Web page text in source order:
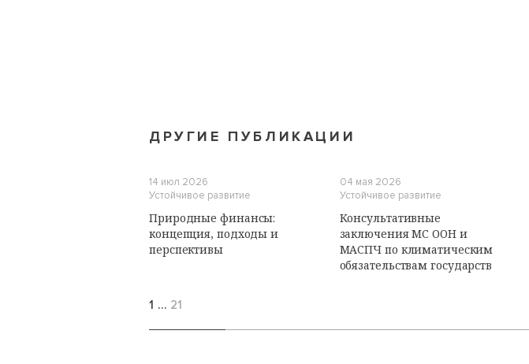
ДРУГИЕ ПУБЛИКАЦИИ
14 июл 2026
Устойчивое развитие
Природные финансы:
концепция, подходы и
перспективы
04 мая 2026
Устойчивое развитие
Консультативные
заключения МС ООН и
МАСПЧ по климатическим
обязательствам государств
1 … 21